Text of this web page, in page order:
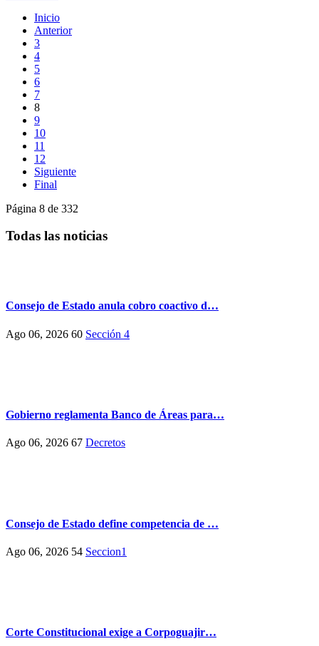
Inicio
Anterior
3
4
5
6
7
8
9
10
11
12
Siguiente
Final
Página 8 de 332
Todas las noticias
Consejo de Estado anula cobro coactivo d…
Ago 06, 2026 60 Sección 4
Gobierno reglamenta Banco de Áreas para…
Ago 06, 2026 67 Decretos
Consejo de Estado define competencia de …
Ago 06, 2026 54 Seccion1
Corte Constitucional exige a Corpoguajir…